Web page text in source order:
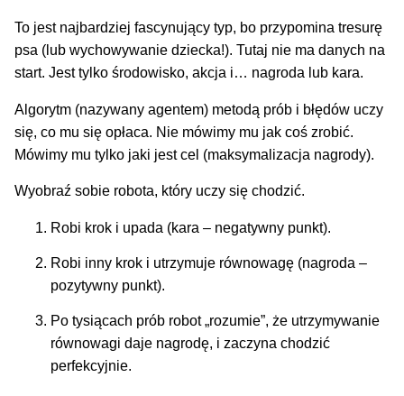
To jest najbardziej fascynujący typ, bo przypomina tresurę
psa (lub wychowywanie dziecka!). Tutaj nie ma danych na
start. Jest tylko środowisko, akcja i… nagroda lub kara.
Algorytm (nazywany agentem) metodą prób i błędów uczy
się, co mu się opłaca. Nie mówimy mu jak coś zrobić.
Mówimy mu tylko jaki jest cel (maksymalizacja nagrody).
Wyobraź sobie robota, który uczy się chodzić.
Robi krok i upada (kara – negatywny punkt).
Robi inny krok i utrzymuje równowagę (nagroda –
pozytywny punkt).
Po tysiącach prób robot „rozumie”, że utrzymywanie
równowagi daje nagrodę, i zaczyna chodzić
perfekcyjnie.